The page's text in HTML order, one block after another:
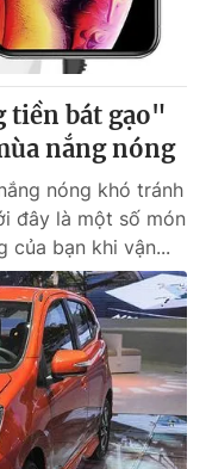
tiền bát gạo"
nắng nóng
nóng khó tránh
đây là một số món
của bạn khi vận...